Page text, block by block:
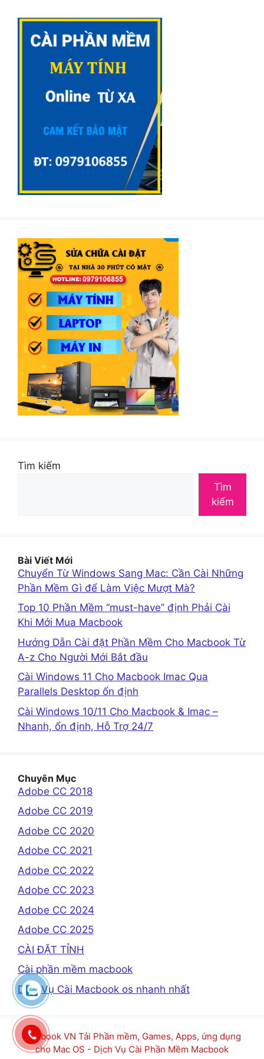
Tìm kiếm
Tìm
kiếm
Bài Viết Mới
Chuyển Từ Windows Sang Mac: Cần Cài Những
Phần Mềm Gì để Làm Việc Mượt Mà?
Top 10 Phần Mềm “must-have” định Phải Cài
Khi Mới Mua Macbook
Hướng Dẫn Cài đặt Phần Mềm Cho Macbook Từ
A-z Cho Người Mới Bắt đầu
Cài Windows 11 Cho Macbook Imac Qua
Parallels Desktop ổn định
Cài Windows 10/11 Cho Macbook & Imac –
Nhanh, ổn định, Hỗ Trợ 24/7
Chuyên Mục
Adobe CC 2018
Adobe CC 2019
Adobe CC 2020
Adobe CC 2021
Adobe CC 2022
Adobe CC 2023
Adobe CC 2024
Adobe CC 2025
CÀI ĐẶT TỈNH
Cài phần mềm macbook
Dịch Vụ Cài Macbook os nhanh nhất
Macbook VN Tải Phần mềm, Games, Apps, ứng dụng
cho Mac OS - Dịch Vụ Cài Phần Mềm Macbook